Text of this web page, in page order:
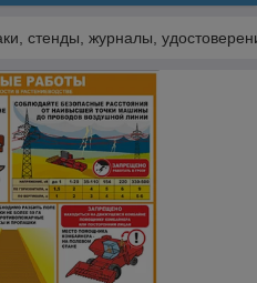
стенды, журналы,